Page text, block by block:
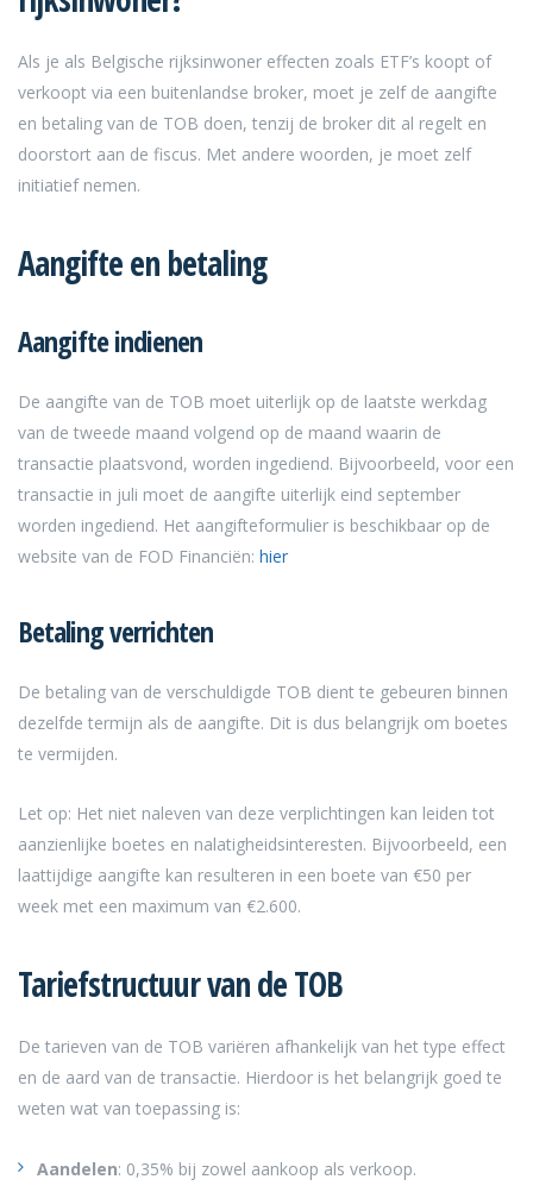
Als je als Belgische rijksinwoner effecten zoals ETF’s koopt of
verkoopt via een buitenlandse broker, moet je zelf de aangifte
en betaling van de TOB doen, tenzij de broker dit al regelt en
doorstort aan de fiscus. Met andere woorden, je moet zelf
initiatief nemen.
Aangifte en betaling
Aangifte indienen
De aangifte van de TOB moet uiterlijk op de laatste werkdag
van de tweede maand volgend op de maand waarin de
transactie plaatsvond, worden ingediend. Bijvoorbeeld, voor een
transactie in juli moet de aangifte uiterlijk eind september
worden ingediend. Het aangifteformulier is beschikbaar op de
website van de FOD Financiën: hier
Betaling verrichten
De betaling van de verschuldigde TOB dient te gebeuren binnen
dezelfde termijn als de aangifte. Dit is dus belangrijk om boetes
te vermijden.
Let op: Het niet naleven van deze verplichtingen kan leiden tot
aanzienlijke boetes en nalatigheidsinteresten. Bijvoorbeeld, een
laattijdige aangifte kan resulteren in een boete van €50 per
week met een maximum van €2.600.
Tariefstructuur van de TOB
De tarieven van de TOB variëren afhankelijk van het type effect
en de aard van de transactie. Hierdoor is het belangrijk goed te
weten wat van toepassing is:
Aandelen: 0,35% bij zowel aankoop als verkoop.